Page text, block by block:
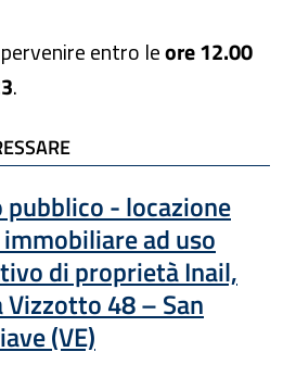
entro leore 12.00
.
pubblico - locazione
ad uso
di proprietà Inail,
Vizzotto 48 – San
(VE)